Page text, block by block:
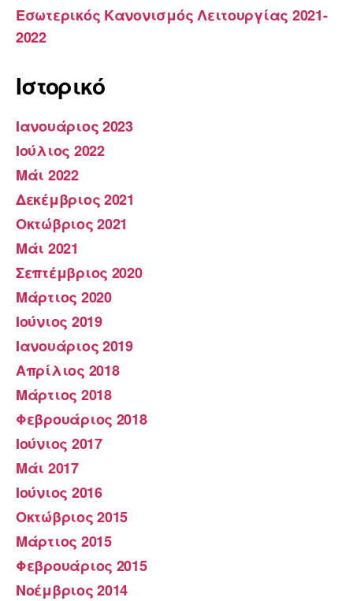
Εσωτερικός Κανονισμός Λειτουργίας 2021-
2022
Ιστορικό
Ιανουάριος 2023
Ιούλιος 2022
Μάι 2022
Δεκέμβριος 2021
Οκτώβριος 2021
Μάι 2021
Σεπτέμβριος 2020
Μάρτιος 2020
Ιούνιος 2019
Ιανουάριος 2019
Απρίλιος 2018
Μάρτιος 2018
Φεβρουάριος 2018
Ιούνιος 2017
Μάι 2017
Ιούνιος 2016
Οκτώβριος 2015
Μάρτιος 2015
Φεβρουάριος 2015
Νοέμβριος 2014